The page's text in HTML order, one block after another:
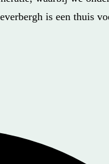
is een thuis